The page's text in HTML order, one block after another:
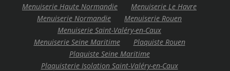
Menuiserie Haute Normandie
Menuiserie Le Havre
Menuiserie Normandie
Menuiserie Rouen
Menuiserie Saint-Valéry-en-Caux
Menuiserie Seine Maritime
Plaquiste Rouen
Plaquiste Seine Maritime
Plaquisterie Isolation Saint-Valéry-en-Caux